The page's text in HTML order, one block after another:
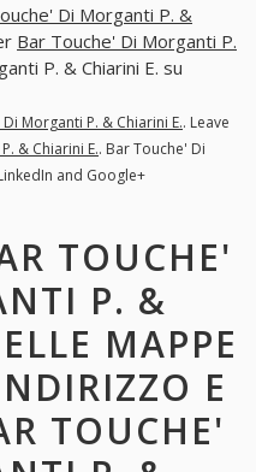
Di Morganti P. &
Bar Touche' Di Morganti P.
P. & Chiarini E. su
Morganti P. & Chiarini E.. Leave
& Chiarini E.. Bar Touche' Di
and Google+
TOUCHE'
P. &
MAPPE
E
TOUCHE'